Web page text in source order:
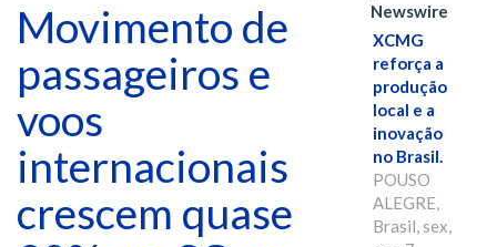
Movimento de
passageiros e
voos
internacionais
crescem quase
Newswire
XCMG
reforça a
produção
local e a
inovação
no Brasil.
POUSO
ALEGRE,
Brasil, sex,